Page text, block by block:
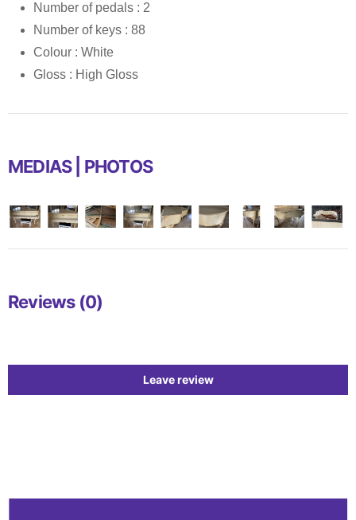
Number of pedals : 2
Number of keys : 88
Colour : White
Gloss : High Gloss
MEDIAS | PHOTOS
Reviews (0)
Leave review